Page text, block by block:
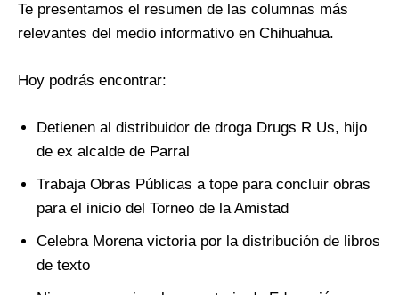
Te presentamos el resumen de las columnas más
relevantes del medio informativo en Chihuahua.
Hoy podrás encontrar:
Detienen al distribuidor de droga Drugs R Us, hijo
de ex alcalde de Parral
Trabaja Obras Públicas a tope para concluir obras
para el inicio del Torneo de la Amistad
Celebra Morena victoria por la distribución de libros
de texto